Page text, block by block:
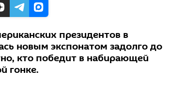
президентов в
новым экспонатом задолго до
кто победит в набирающей
гонке.